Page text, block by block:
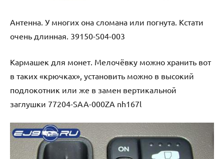
Антенна. У многих она сломана или погнута. Кстати
очень длинная. 39150-S04-003
Кармашек для монет. Мелочёвку можно хранить вот
в таких «крючках», установить можно в высокий
подлокотник или же в замен вертикальной
заглушки 77204-SAA-000ZA nh167l